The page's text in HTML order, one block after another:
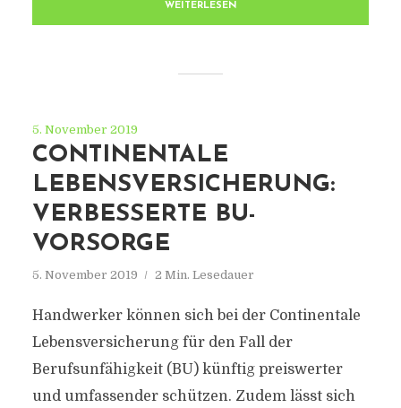
WEITERLESEN
5. November 2019
CONTINENTALE
LEBENSVERSICHERUNG:
VERBESSERTE BU-
VORSORGE
5. November 2019 2 Min. Lesedauer
Handwerker können sich bei der Continentale
Lebensversicherung für den Fall der
Berufsunfähigkeit (BU) künftig preiswerter
und umfassender schützen. Zudem lässt sich